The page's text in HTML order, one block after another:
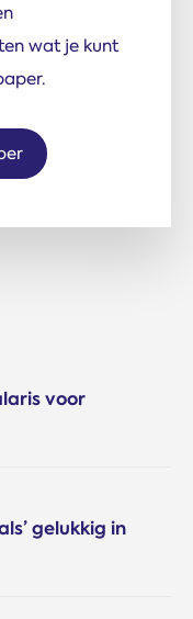
wat je kunt
voor
gelukkig in